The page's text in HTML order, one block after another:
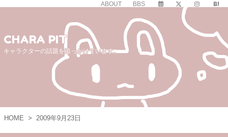
ABOUT BBS
CHARA PIT
キャラクターの話題を追っかけています。
HOME > 2009年9月23日